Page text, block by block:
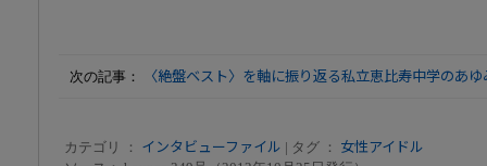
次の記事： 〈絶盤ベスト〉を軸に振り返る私立恵比寿中学のあゆ
カテゴリ ： インタビューファイル | タグ ： 女性アイドル